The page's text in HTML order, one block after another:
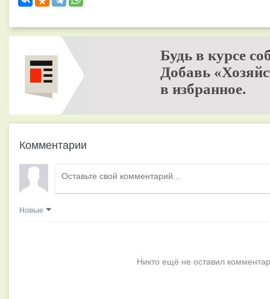
Будь в курсе
Добавь
в избранное.
Комментарии
Новые
Никто ещё не оставил